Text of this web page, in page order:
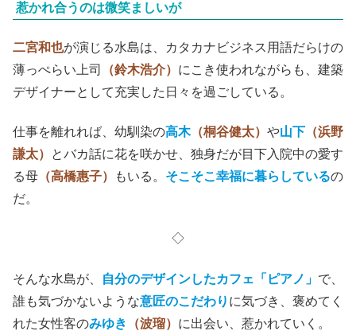
惹かれ合うのは微笑ましいが
二宮和也が演じる水島は、カタカナビジネス用語だらけの
薄っぺらい上司
（鈴木浩介） にこき使われながらも、建築
デザイナーとして充実した日々を過ごしている。
仕事を離れれば、幼馴染の高木（桐谷健太） や山下 （浜野
謙太）
とバカ話に花を咲かせ、独身だが目下入院中の愛す
る母 （高橋惠子） もいる。 そこそこ幸福に暮らしているの
だ。
◇
そんな水島が、 自分のデザインしたカフェ「ピアノ」 で、
誰も気づかないような意匠のこだわり に気づき、褒めてく
れた女性客のみゆき （波瑠） に出会い、惹かれていく。